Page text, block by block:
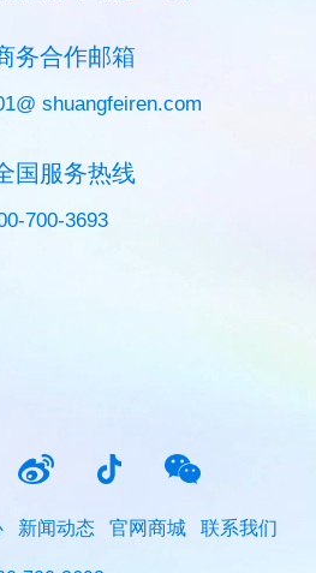
务合作邮箱
shuangfeiren.com
国服务热线
700-3693
新闻动态 官网商城 联系我们